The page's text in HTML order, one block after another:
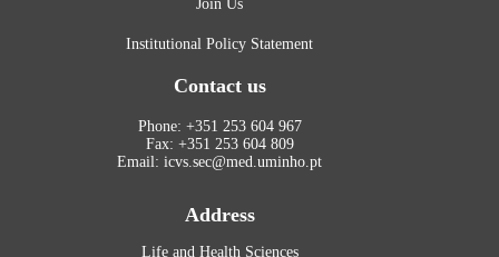
Join Us
Institutional Policy Statement
Contact us
Phone: +351 253 604 967
Fax: +351 253 604 809
Email: icvs.sec@med.uminho.pt
Address
Life and Health Sciences